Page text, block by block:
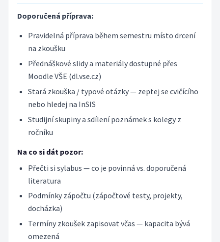
Doporučená příprava:
Pravidelná příprava během semestru místo drcení
na zkoušku
Přednáškové slidy a materiály dostupné přes
Moodle VŠE (dl.vse.cz)
Stará zkouška / typové otázky — zeptej se cvičícího
nebo hledej na InSIS
Studijní skupiny a sdílení poznámek s kolegy z
ročníku
Na co si dát pozor:
Přečti si sylabus — co je povinná vs. doporučená
literatura
Podmínky zápočtu (zápočtové testy, projekty,
docházka)
Termíny zkoušek zapisovat včas — kapacita bývá
omezená